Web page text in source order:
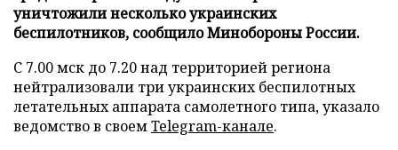
уничтожили несколько украинских
беспилотников, сообщило Минобороны России.
С 7.00 мск до 7.20 над территорией региона
нейтрализовали три украинских беспилотных
летательных аппарата самолетного типа, указало
ведомство в своемTelegram-канале.